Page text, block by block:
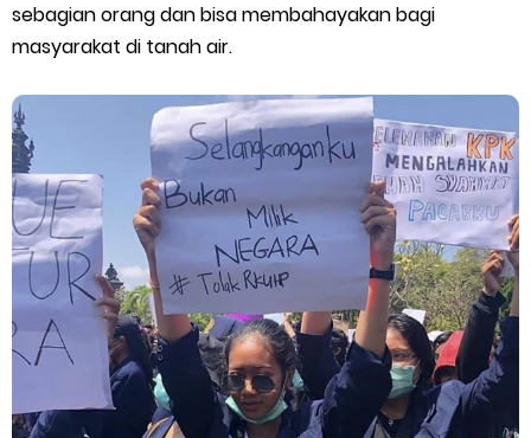
DNS Server Gojek Driver Terbaru 2026: Panduan Lengkap DNS
Server Gojek Terbaru dan IP Server GoPartner Gojek
Sunday, 9 August
sebagian orang dan bisa membahayakan bagi
masyarakat di tanah air.